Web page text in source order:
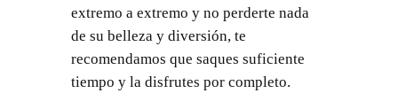
extremo a extremo y no perderte nada
de su belleza y diversión, te
recomendamos que saques suficiente
tiempo y la disfrutes por completo.